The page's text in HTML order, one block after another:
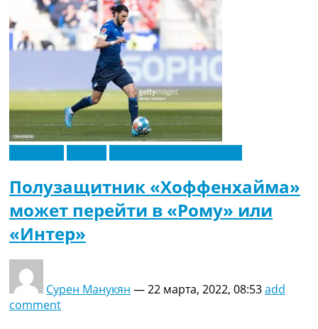
Полузащитник «Хоффенхайма»
может перейти в «Рому» или
«Интер»
Сурен Манукян —22 марта, 2022, 08:53add
comment